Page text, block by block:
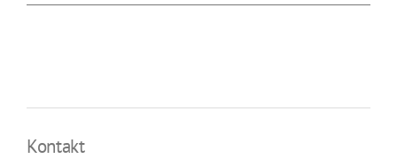
Kontakt